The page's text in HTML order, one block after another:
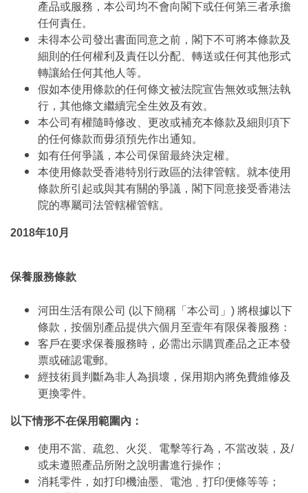
產品或服務，本公司均不會向閣下或任何第三者承擔
任何責任。
未得本公司發出書面同意之前，閣下不可將本條款及
細則的任何權利及責任以分配、轉送或任何其他形式
轉讓給任何其他人等。
假如本使用條款的任何條文被法院宣告無效或無法執
行，其他條文繼續完全生效及有效。
本公司有權隨時修改、更改或補充本條款及細則項下
的任何條款而毋須預先作出通知。
如有任何爭議，本公司保留最終決定權。
本使用條款受香港特別行政區的法律管轄。就本使用
條款所引起或與其有關的爭議，閣下同意接受香港法
院的專屬司法管轄權管轄。
2018年10月
保養服務條款
河田生活有限公司 (以下簡稱「本公司」) 將根據以下
條款，按個別產品提供六個月至壹年有限保養服務：
客戶在要求保養服務時，必需出示購買產品之正本發
票或確認電郵。
經技術員判斷為非人為損壞，保用期內將免費維修及
更換零件。
以下情形不在保用範圍內：
使用不當、疏忽、火災、電擊等行為，不當改裝，及/
或未遵照產品所附之說明書進行操作；
消耗零件，如打印機油墨、電池﹑打印便條等等；